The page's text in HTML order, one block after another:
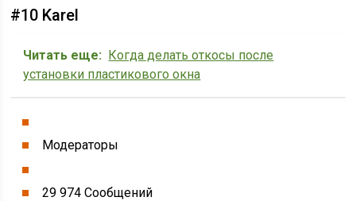
#10 Karel
Читать еще: Когда делать откосы после
установки пластикового окна
Модераторы
29 974 Cообщений